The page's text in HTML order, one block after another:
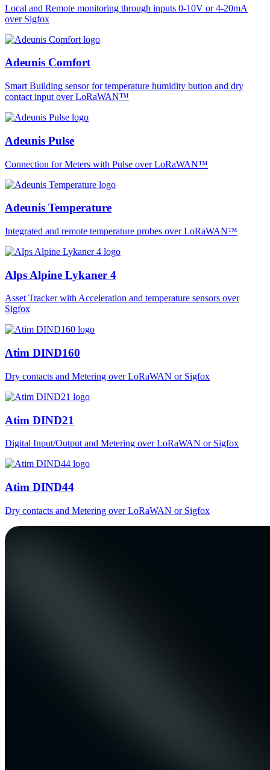
Local and Remote monitoring through inputs 0-10V or 4-20mA
over Sigfox
Adeunis Comfort
Smart Building sensor for temperature humidity button and dry
contact input over LoRaWAN™
Adeunis Pulse
Connection for Meters with Pulse over LoRaWAN™
Adeunis Temperature
Integrated and remote temperature probes over LoRaWAN™
Alps Alpine Lykaner 4
Asset Tracker with Acceleration and temperature sensors over
Sigfox
Atim DIND160
Dry contacts and Metering over LoRaWAN or Sigfox
Atim DIND21
Digital Input/Output and Metering over LoRaWAN or Sigfox
Atim DIND44
Dry contacts and Metering over LoRaWAN or Sigfox